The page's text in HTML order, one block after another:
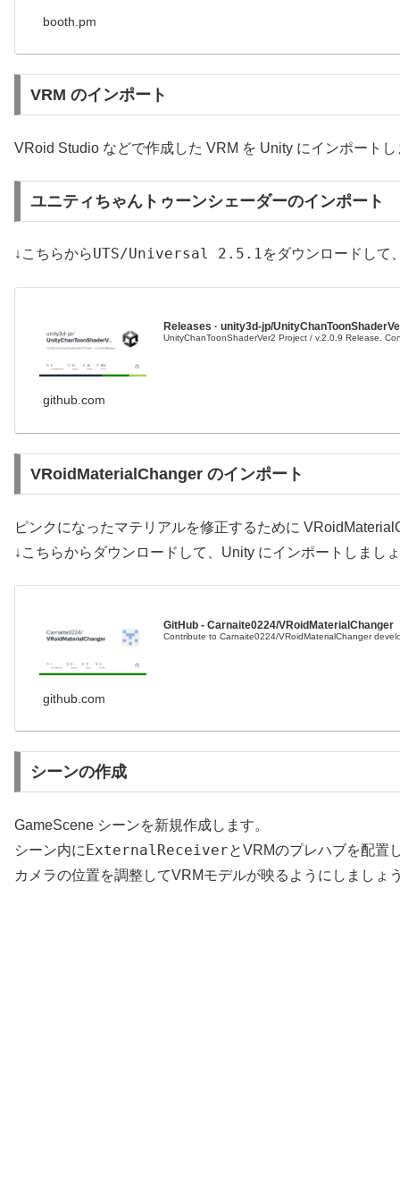
booth.pm
VRM のインポート
VRoid Studio などで作成した VRM を Unity にインポート
ユニティちゃんトゥーンシェーダーのインポート
↓こちらからUTS/Universal 2.5.1をダウンロードして
Releases · unity3d-jp/
UnityChanToonShaderVer2 Project / v.2.0.9 Release.
github.com
VRoidMaterialChanger のインポート
ピンクになったマテリアルを修正するために
↓こちらからダウンロードして、Unity にインポートしまし
GitHub - Carnaite0224/VRoidMaterialChanger
Contribute to Carnaite0224/VRoidMaterialChanger
github.com
シーンの作成
GameScene シーンを新規作成します。
シーン内にExternalReceiverとVRMのプレハブを配置
カメラの位置を調整してVRMモデルが映るようにしましょ